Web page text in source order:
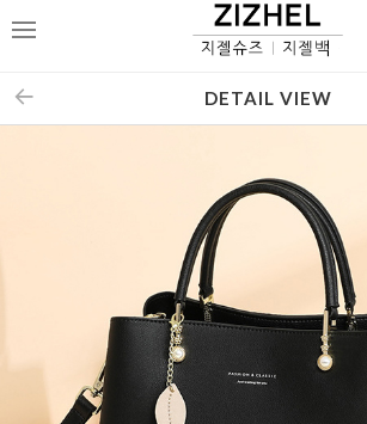
메
DETAIL VIEW